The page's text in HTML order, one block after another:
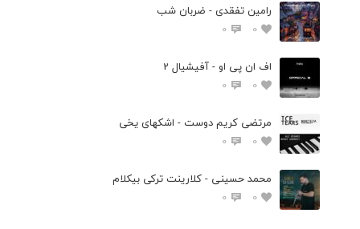
رامین تفقدی - ضربان شب
0
0
اف ان پی او - آفیشیال 2
0
0
مرتضی کریم دوست - اشکهای یخی
0
0
محمد حسینی - کلارینت ترکی بیکلام
0
0